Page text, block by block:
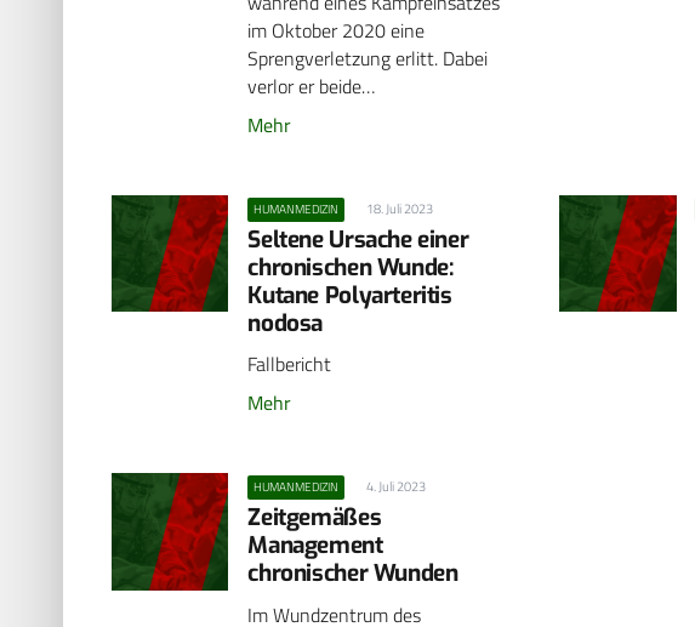
im Oktober 2020 eine
Sprengverletzung erlitt. Dabei
verlor er beide…
Mehr
HUMANMEDIZIN 18. Juli 2023
Seltene Ursache einer
chronischen Wunde:
Kutane Polyarteritis
nodosa
Fallbericht
Mehr
HUMANMEDIZIN 4. Juli 2023
Zeitgemäßes
Management
chronischer Wunden
Im Wundzentrum des